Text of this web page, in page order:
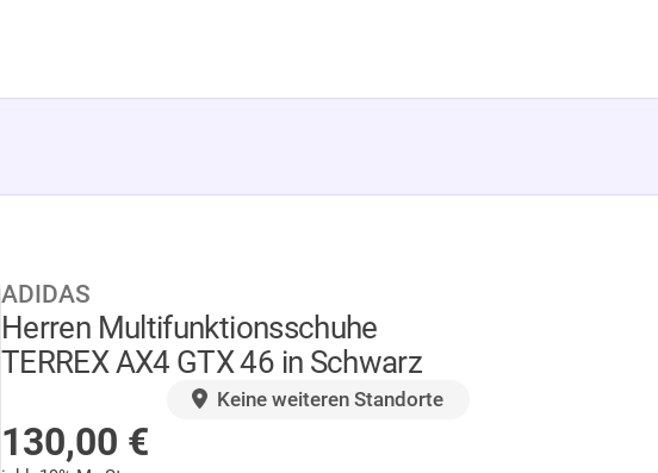
ADIDAS
Herren Multifunktionsschuhe
TERREX AX4 GTX 46 in Schwarz
Keine weiteren Standorte
130,00 €